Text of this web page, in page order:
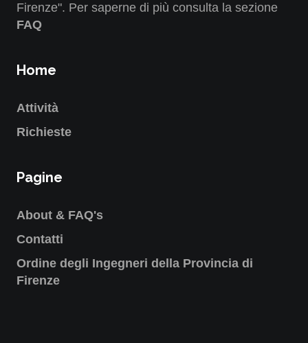
Firenze". Per saperne di più consulta la sezione
FAQ
Home
Attività
Richieste
Pagine
About & FAQ's
Contatti
Ordine degli Ingegneri della Provincia di
Firenze